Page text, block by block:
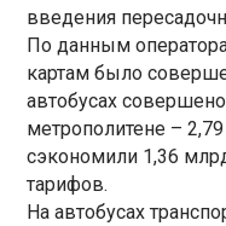
введения
По данным
картам было
автобусах
метрополитене –
сэкономили 1,36
тарифов.
На автобусах